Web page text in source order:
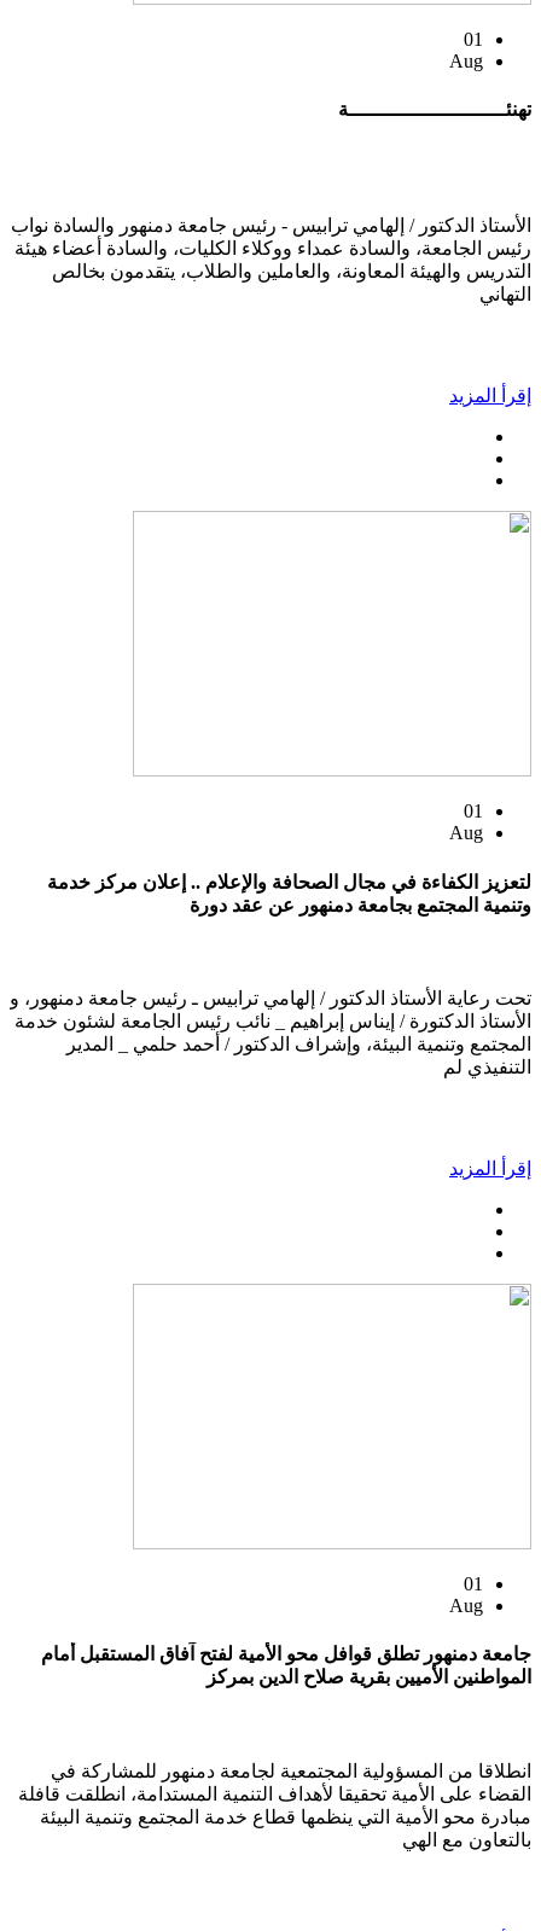
01
Aug
تهنئــــــــــــــــــــــــــة
الأستاذ الدكتور / إلهامي ترابيس - رئيس جامعة دمنهور والسادة نواب
رئيس الجامعة، والسادة عمداء ووكلاء الكليات، والسادة أعضاء هيئة
التدريس والهيئة المعاونة، والعاملين والطلاب، يتقدمون بخالص
التهاني
إقرأ المزيد
01
Aug
لتعزيز الكفاءة في مجال الصحافة والإعلام .. إعلان مركز خدمة
وتنمية المجتمع بجامعة دمنهور عن عقد دورة
تحت رعاية الأستاذ الدكتور / إلهامي ترابيس ـ رئيس جامعة دمنهور، و
الأستاذ الدكتورة / إيناس إبراهيم _ نائب رئيس الجامعة لشئون خدمة
المجتمع وتنمية البيئة، وإشراف الدكتور / أحمد حلمي _ المدير
التنفيذي لم
إقرأ المزيد
01
Aug
جامعة دمنهور تطلق قوافل محو الأمية لفتح آفاق المستقبل أمام
المواطنين الأميين بقرية صلاح الدين بمركز
انطلاقا من المسؤولية المجتمعية لجامعة دمنهور للمشاركة في
القضاء على الأمية تحقيقا لأهداف التنمية المستدامة، انطلقت قافلة
مبادرة محو الأمية التي ينظمها قطاع خدمة المجتمع وتنمية البيئة
بالتعاون مع الهي